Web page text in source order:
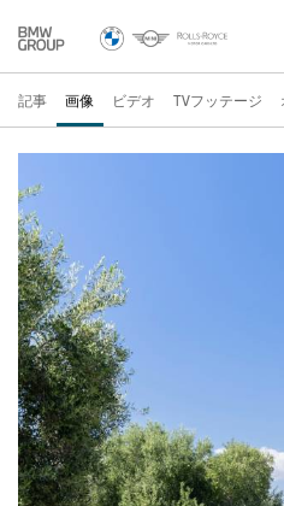
記事 画像 ビデオ TVフッテージ